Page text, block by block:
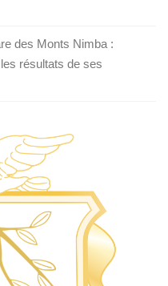
des Monts Nimba :
résultats de ses